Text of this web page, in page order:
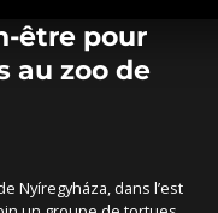
être pour
au zoo de
Nyíregyháza, dans l’est